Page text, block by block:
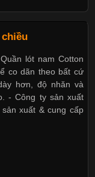
Ưa Chuộng Trong
đại, các loại vải có
nhằm mang lại
vải Lycra là một
cao,
Quần lót nam Cotton
co dãn theo bất cứ
hơn, độ nhăn và
- Công ty sản xuất
xuất & cung cấp